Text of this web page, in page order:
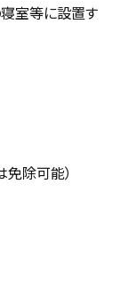
室等に設置す
除可能）